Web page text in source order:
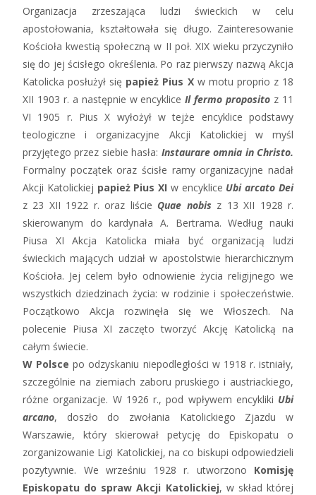
Organizacja zrzeszająca ludzi świeckich w celu
apostołowania, kształtowała się długo. Zainteresowanie
Kościoła kwestią społeczną w II poł. XIX wieku przyczyniło
się do jej ścisłego określenia. Po raz pierwszy nazwą Akcja
Katolicka posłużył się papież Pius Xw motu proprio z 18
XII 1903 r. a następnie w encykliceIl fermo proposito z 11
VI 1905 r. Pius X wyłożył w tejże encyklice podstawy
teologiczne i organizacyjne Akcji Katolickiej w myśl
przyjętego przez siebie hasła: Instaurare omnia in Christo.
Formalny początek oraz ścisłe ramy organizacyjne nadał
Akcji Katolickiej papież Pius XI w encyklice Ubi arcato Dei
z 23 XII 1922 r. oraz liście Quae nobis z 13 XII 1928 r.
skierowanym do kardynała A. Bertrama. Według nauki
Piusa XI Akcja Katolicka miała być organizacją ludzi
świeckich mających udział w apostolstwie hierarchicznym
Kościoła. Jej celem było odnowienie życia religijnego we
wszystkich dziedzinach życia: w rodzinie i społeczeństwie.
Początkowo Akcja rozwinęła się we Włoszech. Na
polecenie Piusa XI zaczęto tworzyć Akcję Katolicką na
całym świecie.
W Polsce po odzyskaniu niepodległości w 1918 r. istniały,
szczególnie na ziemiach zaboru pruskiego i austriackiego,
różne organizacje. W 1926 r., pod wpływem encykliki Ubi
arcano, doszło do zwołania Katolickiego Zjazdu w
Warszawie, który skierował petycję do Episkopatu o
zorganizowanie Ligi Katolickiej, na co biskupi odpowiedzieli
pozytywnie. We wrześniu 1928 r. utworzono Komisję
Episkopatu do spraw Akcji Katolickiej, w skład której